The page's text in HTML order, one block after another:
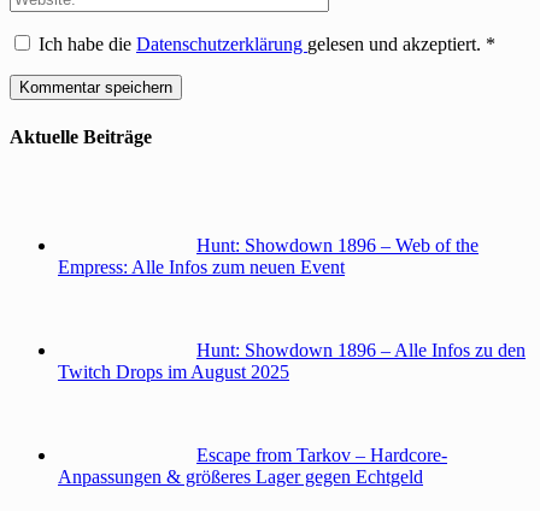
Ich habe die Datenschutzerklärung gelesen und akzeptiert. *
Aktuelle Beiträge
Hunt: Showdown 1896 – Web of the
Empress: Alle Infos zum neuen Event
Hunt: Showdown 1896 – Alle Infos zu den
Twitch Drops im August 2025
Escape from Tarkov – Hardcore-
Anpassungen & größeres Lager gegen Echtgeld